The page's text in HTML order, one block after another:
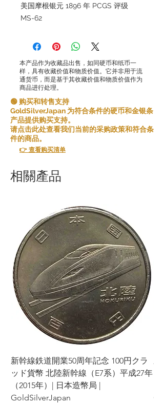
美国摩根银元 1896 年 PCGS 评级
MS-62
本产品作为收藏品出售，如同硬币和纸币一
样，具有收藏价值和物质价值。它并非用于流
通货币，而是基于其收藏价值和物质价值作为
商品进行处理。
🟢 购买和转售支持
GoldSilverJapan 为符合条件的硬币和金银条
产品提供购买支持。
请点击此处查看我们当前的采购政策和符合条
件的商品。
👉 查看购买清单
相關產品
新幹線鉄道開業50周年記念 100円クラ
ッド貨幣 北陸新幹線（E7系）平成27年
（2015年）| 日本造幣局 |
GoldSilverJapan